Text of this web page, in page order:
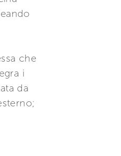
che
i
da